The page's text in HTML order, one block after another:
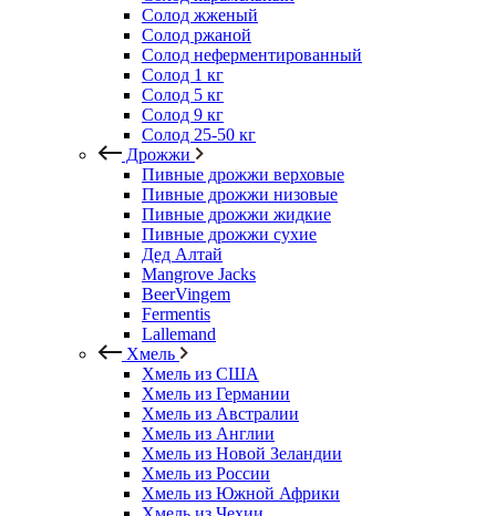
Солод жженый
Солод ржаной
Солод неферментированный
Солод 1 кг
Солод 5 кг
Солод 9 кг
Солод 25-50 кг
Дрожжи
Пивные дрожжи верховые
Пивные дрожжи низовые
Пивные дрожжи жидкие
Пивные дрожжи сухие
Дед Алтай
Mangrove Jacks
BeerVingem
Fermentis
Lallemand
Хмель
Хмель из США
Хмель из Германии
Хмель из Австралии
Хмель из Англии
Хмель из Новой Зеландии
Хмель из России
Хмель из Южной Африки